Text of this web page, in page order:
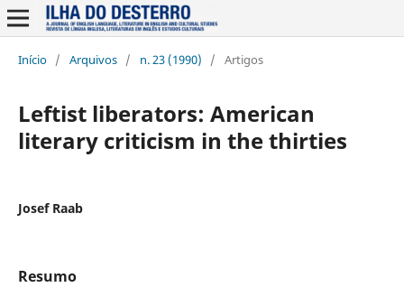
Início / Arquivos / n. 23 (1990) / Artigos
Leftist liberators: American
literary criticism in the thirties
Josef Raab
Resumo